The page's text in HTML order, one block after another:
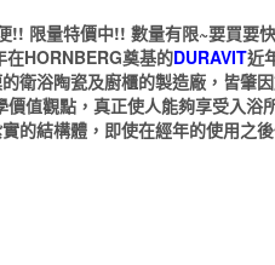
買
要
快
~
!! 限量特價中!! 數量有限~要買要
HORNBERG奠基的DURAVIT近
衛浴陶瓷及廚櫃的製造廠，皆肇
值觀點，真正使人能夠享受入
的結構體，即使在經年的使用之